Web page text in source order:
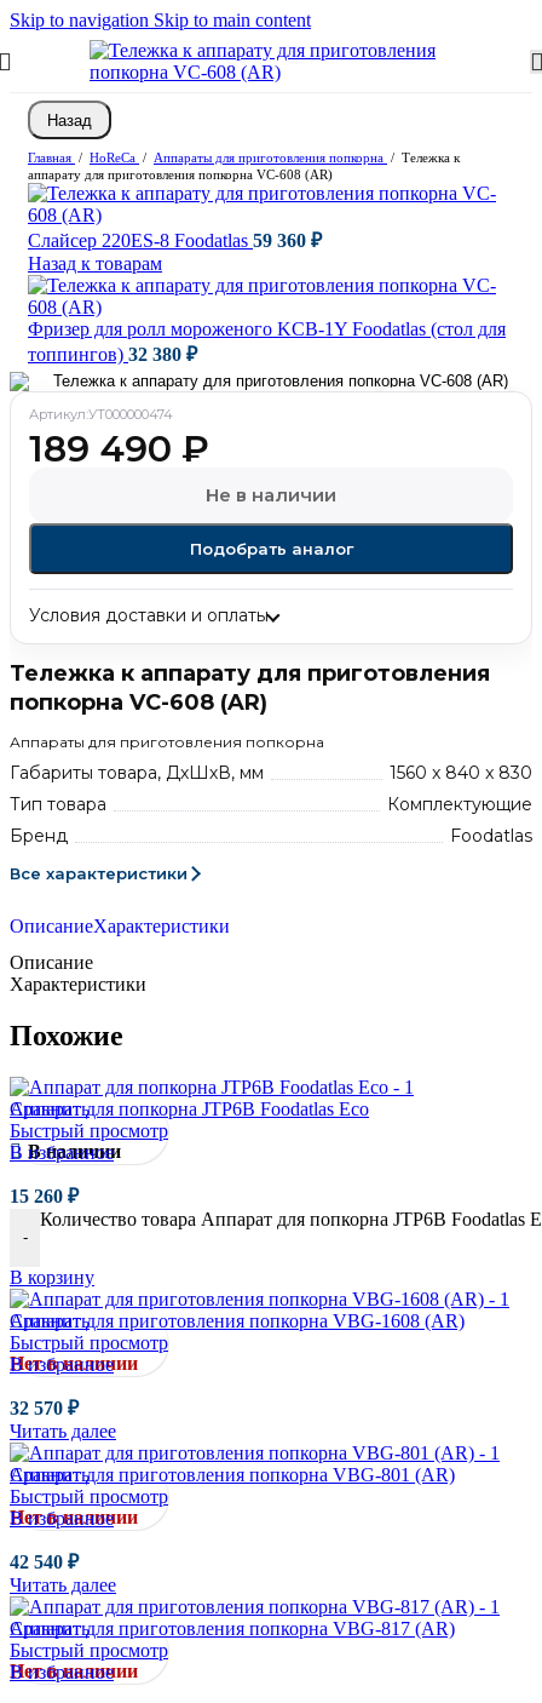
Skip to navigation Skip to main content
Назад
Главная / HoReCa / Аппараты для приготовления попкорна / Тележка к
аппарату для приготовления попкорна VC-608 (AR)
Слайсер 220ES-8 Foodatlas 59 360 ₽
Назад к товарам
Фризер для ролл мороженого KCB-1Y Foodatlas (стол для
топпингов) 32 380 ₽
Тележка к аппарату для приготовления
попкорна VC-608 (AR)
Аппараты для приготовления попкорна
Габариты товара, ДхШхВ, мм
1560 x 840 x 830
Тип товара
Комплектующие
Бренд
Foodatlas
Все характеристики
Артикул:УТ000000474
189 490 ₽
Не в наличии
Подобрать аналог
Условия доставки и оплаты
ОписаниеХарактеристики
Описание
Характеристики
Похожие
Сравнить
Быстрый просмотр
В избранное
Аппарат для попкорна JTP6B Foodatlas Eco
В наличии
15 260 ₽
-
Количество товара Аппарат для попкорна JTP6B Foodatlas
В корзину
Сравнить
Быстрый просмотр
В избранное
Аппарат для приготовления попкорна VBG-1608 (AR)
Нет в наличии
32 570 ₽
Читать далее
Сравнить
Быстрый просмотр
В избранное
Аппарат для приготовления попкорна VBG-801 (AR)
Нет в наличии
42 540 ₽
Читать далее
Сравнить
Быстрый просмотр
В избранное
Аппарат для приготовления попкорна VBG-817 (AR)
Нет в наличии